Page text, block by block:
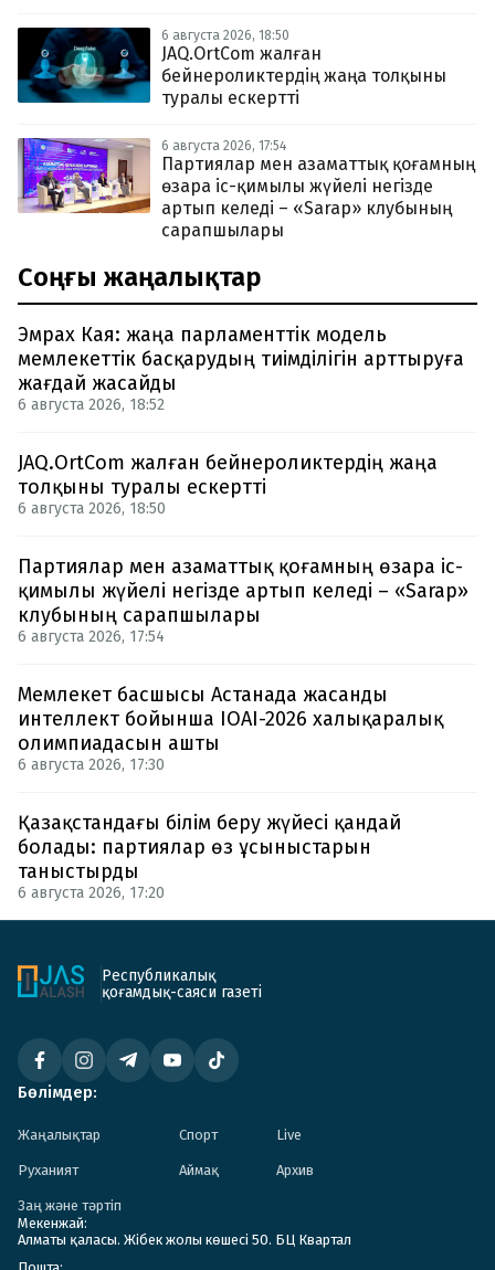
6 августа 2026, 18:50
JAQ.OrtCom жалған
бейнероликтердің жаңа толқыны
туралы ескертті
6 августа 2026, 17:54
Партиялар мен азаматтық қоғамның
өзара іс-қимылы жүйелі негізде
артып келеді – «Sarap» клубының
сарапшылары
Соңғы жаңалықтар
Эмрах Кая: жаңа парламенттік модель
мемлекеттік басқарудың тиімділігін арттыруға
жағдай жасайды
6 августа 2026, 18:52
JAQ.OrtCom жалған бейнероликтердің жаңа
толқыны туралы ескертті
6 августа 2026, 18:50
Партиялар мен азаматтық қоғамның өзара іс-
қимылы жүйелі негізде артып келеді – «Sarap»
клубының сарапшылары
6 августа 2026, 17:54
Мемлекет басшысы Астанада жасанды
интеллект бойынша IOAI-2026 халықаралық
олимпиадасын ашты
6 августа 2026, 17:30
Қазақстандағы білім беру жүйесі қандай
болады: партиялар өз ұсыныстарын
таныстырды
6 августа 2026, 17:20
Республикалық
қоғамдық-саяси газеті
Бөлімдер:
Жаңалықтар Спорт Live
Руханият Аймақ Архив
Заң және тәртіп
Мекенжай:
Алматы қаласы. Жібек жолы көшесі 50. БЦ Квартал